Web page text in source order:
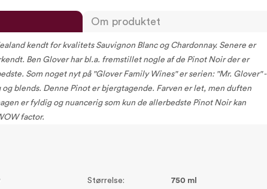
Om produktet
kendt for kvalitets Sauvignon Blanc og Chardonnay. Senere er
Ben Glover har bl.a. fremstillet nogle af de Pinot Noir der er
Som noget nyt på "Glover Family Wines" er serien: "Mr. Glover" -
blends. Denne Pinot er bjergtagende. Farven er let, men duften
er fyldig og nuancerig som kun de allerbedste Pinot Noir kan
factor.
Størrelse: 750 ml